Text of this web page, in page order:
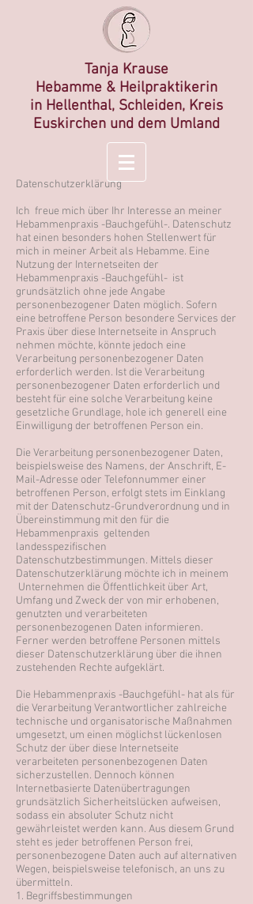
Tanja Krause
Hebamme & Heilpraktikerin
in Hellenthal, Schleiden, Kreis
Euskirchen und dem Umland
Datenschutzerklärung
Ich freue mich über Ihr Interesse an meiner
Hebammenpraxis -Bauchgefühl-. Datenschutz
hat einen besonders hohen Stellenwert für
mich in meiner Arbeit als Hebamme. Eine
Nutzung der Internetseiten der
Hebammenpraxis -Bauchgefühl- ist
grundsätzlich ohne jede Angabe
personenbezogener Daten möglich. Sofern
eine betroffene Person besondere Services der
Praxis über diese Internetseite in Anspruch
nehmen möchte, könnte jedoch eine
Verarbeitung personenbezogener Daten
erforderlich werden. Ist die Verarbeitung
personenbezogener Daten erforderlich und
besteht für eine solche Verarbeitung keine
gesetzliche Grundlage, hole ich generell eine
Einwilligung der betroffenen Person ein.
Die Verarbeitung personenbezogener Daten,
beispielsweise des Namens, der Anschrift, E-
Mail-Adresse oder Telefonnummer einer
betroffenen Person, erfolgt stets im Einklang
mit der Datenschutz-Grundverordnung und in
Übereinstimmung mit den für die
Hebammenpraxis geltenden
landesspezifischen
Datenschutzbestimmungen. Mittels dieser
Datenschutzerklärung möchte ich in meinem
Unternehmen die Öffentlichkeit über Art,
Umfang und Zweck der von mir erhobenen,
genutzten und verarbeiteten
personenbezogenen Daten informieren.
Ferner werden betroffene Personen mittels
dieser Datenschutzerklärung über die ihnen
zustehenden Rechte aufgeklärt.
Die Hebammenpraxis -Bauchgefühl- hat als für
die Verarbeitung Verantwortlicher zahlreiche
technische und organisatorische Maßnahmen
umgesetzt, um einen möglichst lückenlosen
Schutz der über diese Internetseite
verarbeiteten personenbezogenen Daten
sicherzustellen. Dennoch können
Internetbasierte Datenübertragungen
grundsätzlich Sicherheitslücken aufweisen,
sodass ein absoluter Schutz nicht
gewährleistet werden kann. Aus diesem Grund
steht es jeder betroffenen Person frei,
personenbezogene Daten auch auf alternativen
Wegen, beispielsweise telefonisch, an uns zu
übermitteln.
1. Begriffsbestimmungen